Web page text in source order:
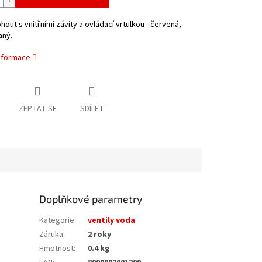
s vnitřními závity a ovládací vrtulkou - červená,
ZEPTAT SE SDÍLET
Doplňkové parametry
Kategorie:
ventily voda
Záruka:
2 roky
Hmotnost:
0.4 kg